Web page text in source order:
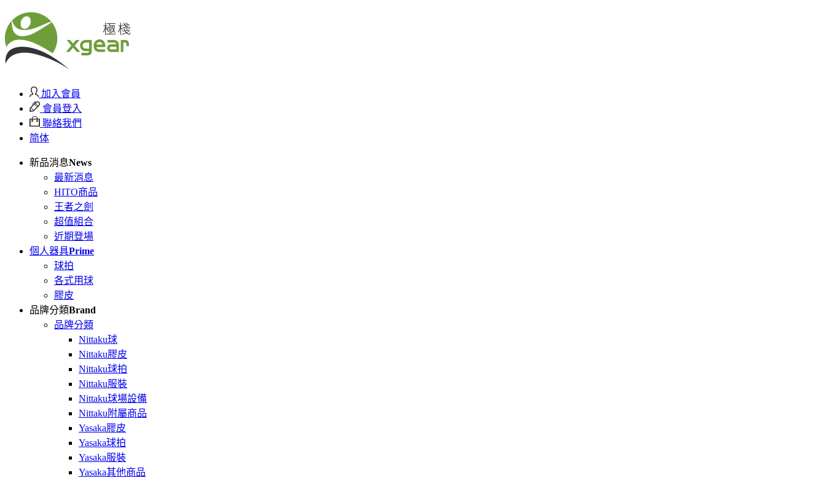
加入會員
會員登入
聯絡我們
简体
新品消息News
最新消息
HITO商品
王者之劍
超值組合
近期登場
個人器具Prime
球拍
各式用球
膠皮
品牌分類Brand
品牌分類
Nittaku球
Nittaku膠皮
Nittaku球拍
Nittaku服裝
Nittaku球場設備
Nittaku附屬商品
Yasaka膠皮
Yasaka球拍
Yasaka服裝
Yasaka其他商品